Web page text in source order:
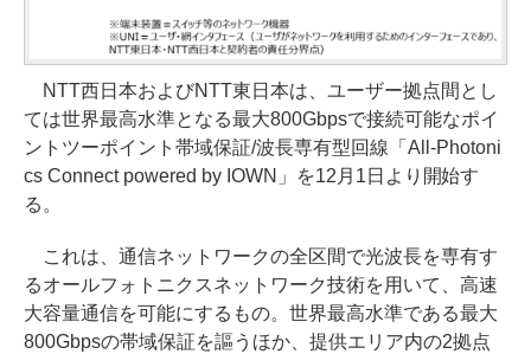
NTT西日本およびNTT東日本は、ユーザー拠点間とし
ては世界最高水準となる最大800Gbpsで接続可能なポイ
ントツーポイント帯域保証/波長専有型回線「All-Photoni
cs Connect powered by IOWN」を12月1日より開始す
る。
これは、通信ネットワークの全区間で光波長を専有す
るオールフォトニクスネットワーク技術を用いて、高速
大容量通信を可能にするもの。世界最高水準である最大
800Gbpsの帯域保証を謳うほか、提供エリア内の2拠点